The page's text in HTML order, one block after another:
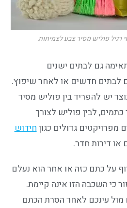
רגיל פוליש מסיר צבע לצמיתות
גם לבתים ישנים
לבתים חדשים או לאחר שיפוץ.
יש להפריד בין פוליש מסיר
לבין פוליש לצורך
מפרויקטים גדולים כגוןחידוש
או דירות חדר.
על כתם כזה או אחר הוא נעלם
כי השכבה הזו אינה קיימת.
עינכם לאחר הסרת הכתם